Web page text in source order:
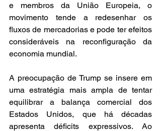
e membros da União Europeia, o
movimento tende a redesenhar os
fluxos de mercadorias e pode ter efeitos
consideráveis na reconfiguração da
economia mundial.
A preocupação de Trump se insere em
uma estratégia mais ampla de tentar
equilibrar a balança comercial dos
Estados Unidos, que há décadas
apresenta déficits expressivos. Ao